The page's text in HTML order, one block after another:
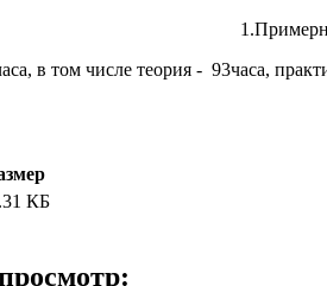
в том числе теория - 93часа,
КБ